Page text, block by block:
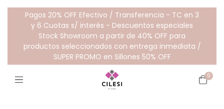
Pagos 20% OFF Efectivo / Transferencia - TC en 3
y 6 Cuotas s/ interés - Descuentos especiales
Stock Showroom a partir de 40% OFF para
productos seleccionados con entrega inmediata /
SUPER PROMO en Sillones 50% OFF
0